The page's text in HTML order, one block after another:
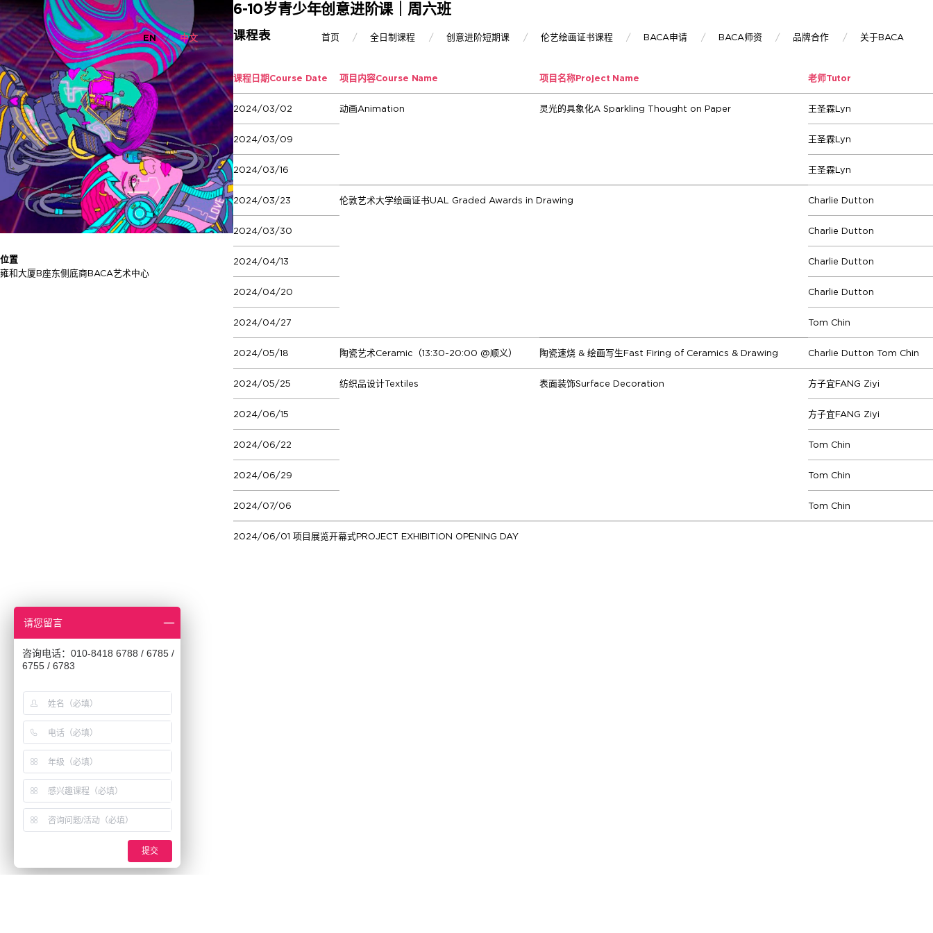
EN 中文 首页 全日制课程 创意进阶短期课 伦艺绘画证书课程 BACA申请 BACA师资 品牌合作 关于BACA
位置
雍和大厦B座东侧底商BACA艺术中心
6-10岁青少年创意进阶课｜周六班
课程表
课程日期 Course Date 项目内容Course Name 项目名称Project Name 老师Tutor
2024/03/02 动画Animation 灵光的具象化A Sparkling Thought on Paper 王圣霖Lyn
2024/03/09 王圣霖Lyn
2024/03/16 王圣霖Lyn
2024/03/23 伦敦艺术大学绘画证书UAL Graded Awards in Drawing Charlie Dutton
2024/03/30 Charlie Dutton
2024/04/13 Charlie Dutton
2024/04/20 Charlie Dutton
2024/04/27 Tom Chin
2024/05/18 陶瓷艺术Ceramic（13:30-20:00 @顺义） 陶瓷速烧 & 绘画写生Fast Firing of Ceramics & Drawing Charlie Dutton Tom Chin
2024/05/25 纺织品设计Textiles 表面装饰Surface Decoration 方子宜FANG Ziyi
2024/06/15 方子宜FANG Ziyi
2024/06/22 Tom Chin
2024/06/29 Tom Chin
2024/07/06 Tom Chin
2024/06/01 项目展览开幕式PROJECT EXHIBITION OPENING DAY
请您留言
咨询电话：010-8418 6788 / 6785 /
6755 / 6783
提交